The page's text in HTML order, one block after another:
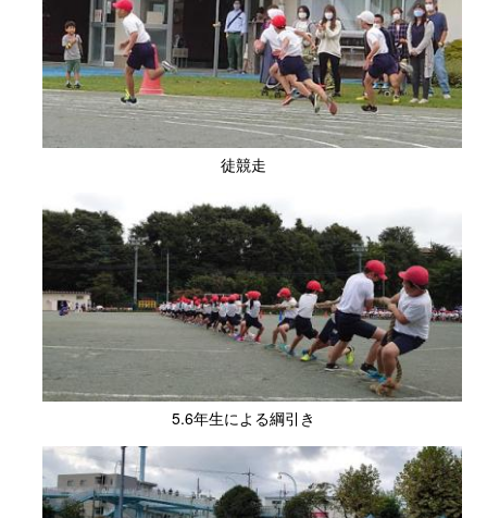
徒競走
5.6年生による綱引き